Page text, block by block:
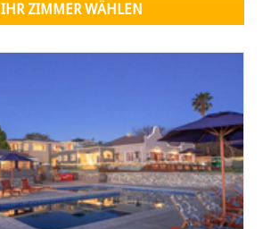
IHR ZIMMER WÄHLEN